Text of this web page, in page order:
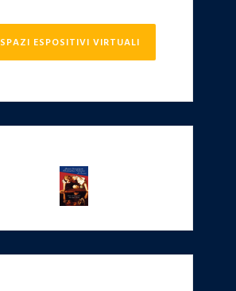
SPAZI ESPOSITIVI VIRTUALI